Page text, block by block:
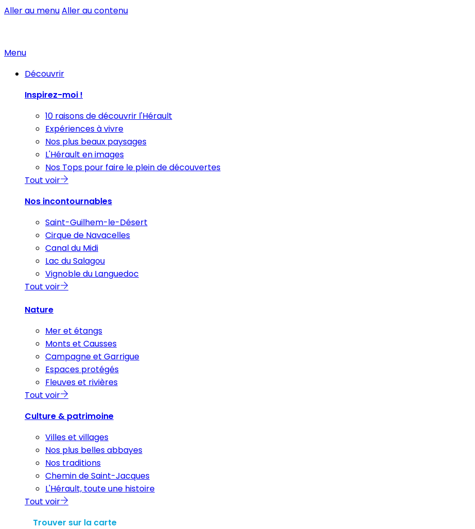
Aller au menuAller au contenu
Menu
Découvrir
Inspirez-moi !
10 raisons de découvrir l'Hérault
Expériences à vivre
Nos plus beaux paysages
L'Hérault en images
Nos Tops pour faire le plein de découvertes
Tout voir
Nos incontournables
Saint-Guilhem-le-Désert
Cirque de Navacelles
Canal du Midi
Lac du Salagou
Vignoble du Languedoc
Tout voir
Nature
Mer et étangs
Monts et Causses
Campagne et Garrigue
Espaces protégés
Fleuves et rivières
Tout voir
Culture & patrimoine
Villes et villages
Nos plus belles abbayes
Nos traditions
Chemin de Saint-Jacques
L'Hérault, toute une histoire
Tout voir
Trouver sur la carte